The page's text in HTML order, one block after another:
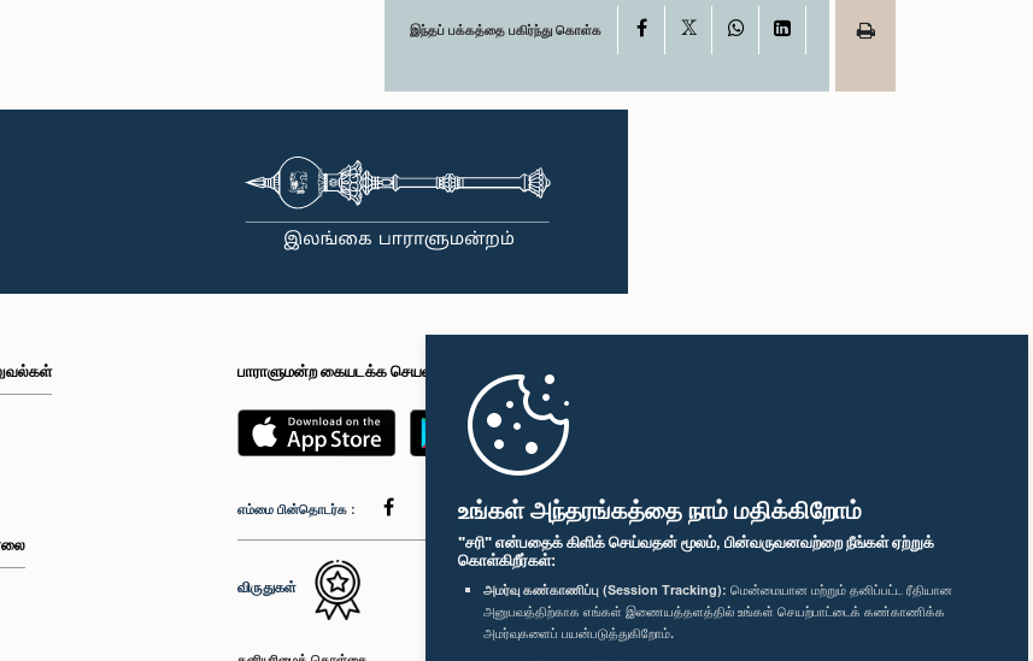
உங்கள் அந்தரங்கத்தை நாம் மதிக்கிறோம்
"சரி" என்பதைக் கிளிக் செய்வதன் மூலம், பின்வருவனவற்றை நீங்கள் ஏற்றுக்
கொள்கிறீர்கள்:
அமர்வு கண்காணிப்பு (Session Tracking): மென்மையான மற்றும் தனிப்பட்ட ரீதியான
அனுபவத்திற்காக எங்கள் இணையத்தளத்தில் உங்கள் செயற்பாட்டைக் கண்காணிக்க
அமர்வுகளைப் பயன்படுத்துகிறோம்.
இந்தப் பக்கத்தை பகிர்ந்து கொள்க Facebook WhatsAppLinkedIn
பாராளுமன்ற கையடக்க செயலி
எம்மை பின்தொடர்க :
விருதுகள்